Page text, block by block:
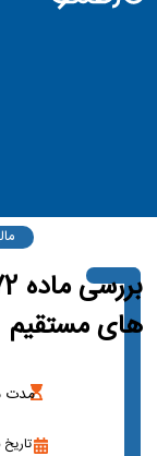
های مستقیم
مدت
تاریخ به